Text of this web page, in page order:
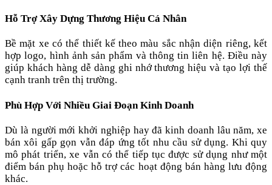
Hỗ Trợ Xây Dựng Thương Hiệu Cá Nhân
Bề mặt xe có thể thiết kế theo màu sắc nhận diện riêng, kết
hợp logo, hình ảnh sản phẩm và thông tin liên hệ. Điều này
giúp khách hàng dễ dàng ghi nhớ thương hiệu và tạo lợi thế
cạnh tranh trên thị trường.
Phù Hợp Với Nhiều Giai Đoạn Kinh Doanh
Dù là người mới khởi nghiệp hay đã kinh doanh lâu năm, xe
bán xôi gấp gọn vẫn đáp ứng tốt nhu cầu sử dụng. Khi quy
mô phát triển, xe vẫn có thể tiếp tục được sử dụng như một
điểm bán phụ hoặc hỗ trợ các hoạt động bán hàng lưu động
khác.